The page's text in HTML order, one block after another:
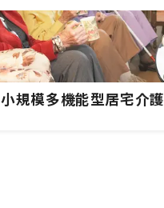
小規模多機能型居宅介護